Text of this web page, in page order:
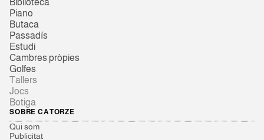
Biblioteca
Piano
Butaca
Passadís
Estudi
Cambres pròpies
Golfes
Tallers
Jocs
Botiga
SOBRE CATORZE
Qui som
Publicitat